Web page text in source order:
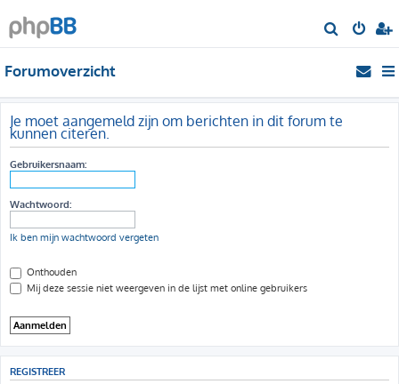
o
Forumoverzicht
Je moet aangemeld zijn om berichten in dit forum te
kunnen citeren.
Gebruikersnaam:
Wachtwoord:
Ik ben mijn wachtwoord vergeten
Onthouden
Mij deze sessie niet weergeven in de lijst met online gebruikers
REGISTREER